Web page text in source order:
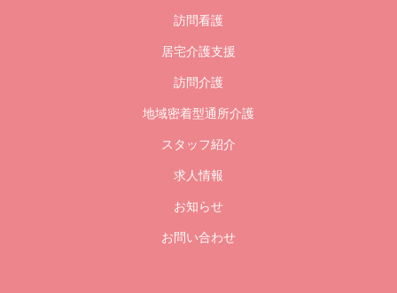
訪問看護
居宅介護支援
訪問介護
地域密着型通所介護
スタッフ紹介
求人情報
お知らせ
お問い合わせ